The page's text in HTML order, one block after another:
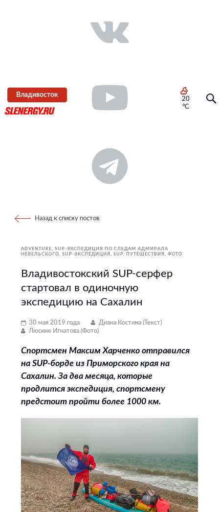
Владивосток
20
°C
Назад к списку постов
ADVENTURE
SUP-ЭКСПЕДИЦИЯ ПО СЛЕДАМ АДМИРАЛА
НЕВЕЛЬСКОГО
SUP-ЭКСПЕДИЦИЯ SUP ПУТЕШЕСТВИЯ ФОТО
Владивостокский SUP-серфер
стартовал в одиночную
экспедицию на Сахалин
30 мая 2019 года
Диана Костина (Текст)
Люсине Игнатова (Фото)
Спортсмен Максим Харченко отправился
на SUP-борде из Приморского края на
Сахалин. За два месяца, которые
продлится экспедиция, спортсмену
предстоит пройти более 1000 км.